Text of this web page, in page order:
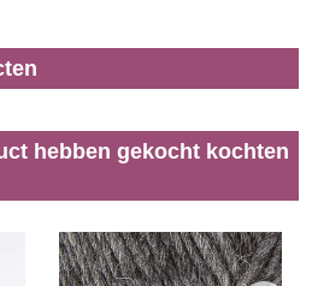
hebben gekocht kochten